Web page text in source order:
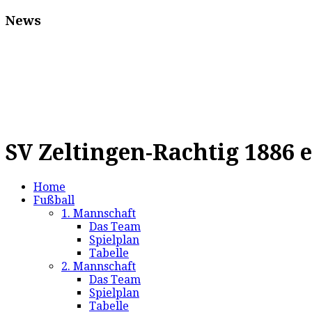
News
SV Zeltingen-Rachtig 1886
Home
Fußball
1. Mannschaft
Das Team
Spielplan
Tabelle
2. Mannschaft
Das Team
Spielplan
Tabelle